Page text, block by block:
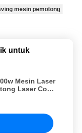
mesin pemotong
untuk
Mesin Laser
Laser Co2